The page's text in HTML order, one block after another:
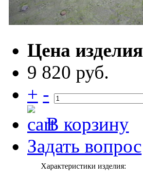
Цена изделия
9 820 руб.
+ -
В корзину
Задать вопрос
Характеристики изделия: